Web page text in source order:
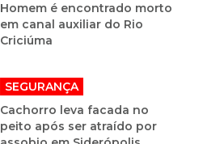
Homem é encontrado morto
em canal auxiliar do Rio
Criciúma
SEGURANÇA
Cachorro leva facada no
peito após ser atraído por